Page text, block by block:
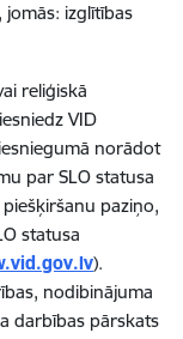
jomās: izglītības
reliģiskā
VID
norādot
par SLO statusa
paziņo,
statusa
).
nodibinājuma
darbības pārskats